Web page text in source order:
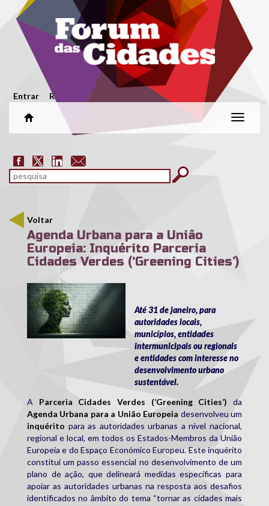
Passar para o conteúdo principal
Menu secundário
Entrar Registar
Alterar
Formulário de pesquisa
pesquisar
Voltar
Agenda Urbana para a União
Europeia: Inquérito Parceria
Cidades Verdes (‘Greening Cities’)
person_greening.png
Até 31 de janeiro, para
autoridades locais,
municípios, entidades
intermunicipais ou regionais
e entidades com interesse no
desenvolvimento urbano
sustentável.
A Parceria Cidades Verdes (‘Greening Cities’) da
Agenda Urbana para a União Europeia desenvolveu um
inquérito para as autoridades urbanas a nível nacional,
regional e local, em todos os Estados-Membros da União
Europeia e do Espaço Económico Europeu. Este inquérito
constitui um passo essencial no desenvolvimento de um
plano de ação, que delineará medidas específicas para
apoiar as autoridades urbanas na resposta aos desafios
identificados no âmbito do tema “tornar as cidades mais